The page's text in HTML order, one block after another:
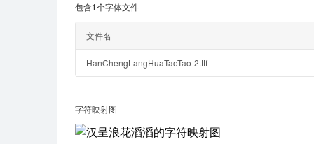
包含1个字体文件
文件名
HanChengLangHuaTaoTao-2.ttf
字符映射图